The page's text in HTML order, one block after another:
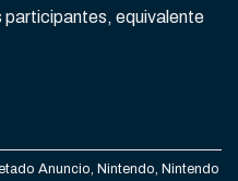
participantes, equivalente
Anuncio Nintendo Nintendo